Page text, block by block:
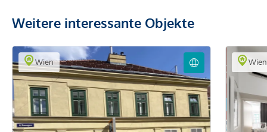
Weitere interessante Objekte
Wien Wien